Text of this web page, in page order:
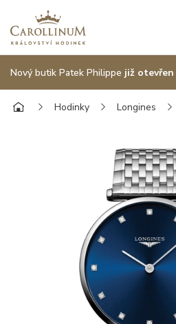
Nový butik Patek Philippe již otevřen
Hodinky Longines